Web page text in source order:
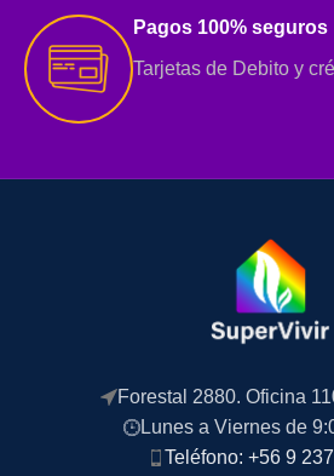
Pagos 100% seguros
Tarjetas de Debito y
Forestal 2880. Oficina
Lunes a Viernes de
Teléfono: +56 9